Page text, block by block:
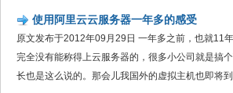
使用阿里云云服务器一年多的感受
原文发布于2012年09月29日 一年多之前，也就11
完全没有能称得上云服务器的，很多小公司就是搞
长也是这么说的。那会儿我国外的虚拟主机也即将